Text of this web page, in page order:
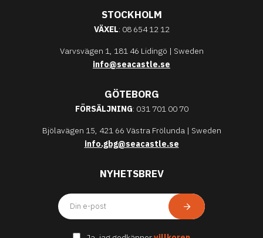
STOCKHOLM
VÄXEL: 08 654 12 12
Varvsvägen 1, 181 46 Lidingö | Sweden
info@seacastle.se
GÖTEBORG
FÖRSÄLJNING: 031 701 00 70
Bjölavägen 15, 421 66 Västra Frölunda | Sweden
info.gbg@seacastle.se
NYHETSBREV